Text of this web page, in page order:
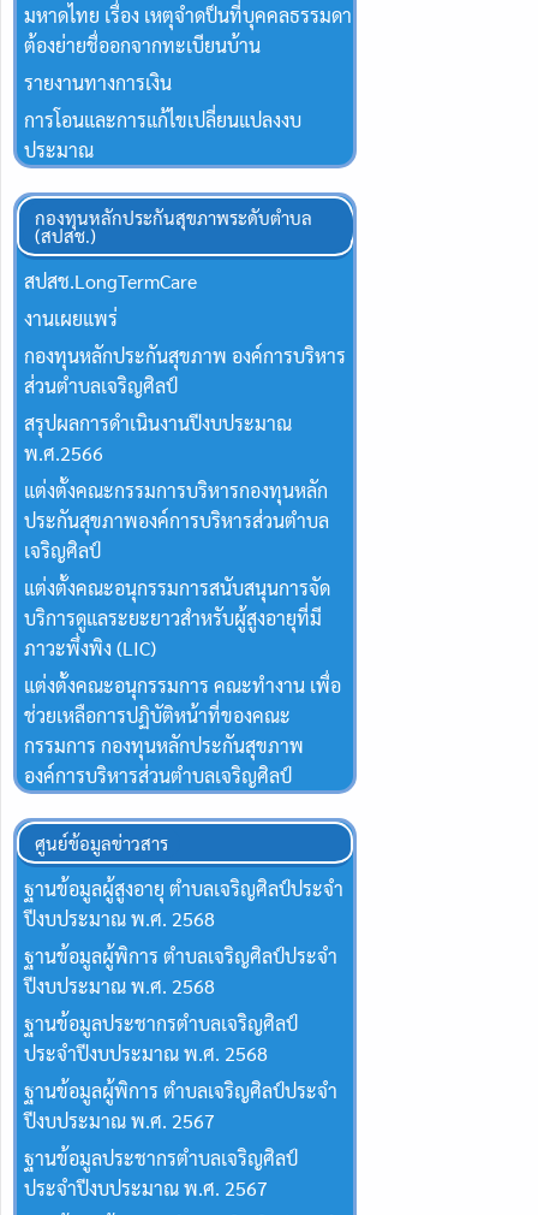
มหาดไทย เรื่อง เหตุจำดป็นที่บุคคลธรรมดา
ต้องย่ายชื่ออกจากทะเบียนบ้าน
รายงานทางการเงิน
การโอนและการแก้ไขเปลี่ยนแปลงงบ
ประมาณ
กองทุนหลักประกันสุขภาพระดับตำบล
(สปสช.)
สปสช.Long​Term​Care
งานเผยแพร่
กองทุนหลักประกันสุขภาพ องค์การบริหาร
ส่วนตำบลเจริญศิลป์
สรุปผลการดำเนินงานปีงบประมาณ
พ.ศ.2566
แต่งตั้งคณะกรรมการบริหารกองทุนหลัก
ประกันสุขภาพองค์การบริหารส่วนตำบล
เจริญศิลป์
แต่งตั้งคณะอนุกรรมการสนับสนุนการจัด
บริการดูแลระยะยาวสำหรับผู้สูงอายุที่มี
ภาวะพึ่งพิง (LIC)
แต่งตั้งคณะอนุกรรมการ คณะทำงาน เพื่อ
ช่วยเหลือการปฏิบัติหน้าที่ของคณะ
กรรมการ กองทุนหลักประกันสุขภาพ
องค์การบริหารส่วนตำบลเจริญศิลป์
ศูนย์ข้อมูลข่าวสาร
ฐานข้อมูลผู้สูงอายุ ตำบลเจริญศิลป์ประจำ
ปีงบประมาณ พ.ศ. 2568
ฐานข้อมูลผู้พิการ ตำบลเจริญศิลป์ประจำ
ปีงบประมาณ พ.ศ. 2568
ฐานข้อมูลประชากรตำบลเจริญศิลป์
ประจำปีงบประมาณ พ.ศ. 2568
ฐานข้อมูลผู้พิการ ตำบลเจริญศิลป์ประจำ
ปีงบประมาณ พ.ศ. 2567
ฐานข้อมูลประชากรตำบลเจริญศิลป์
ประจำปีงบประมาณ พ.ศ. 2567